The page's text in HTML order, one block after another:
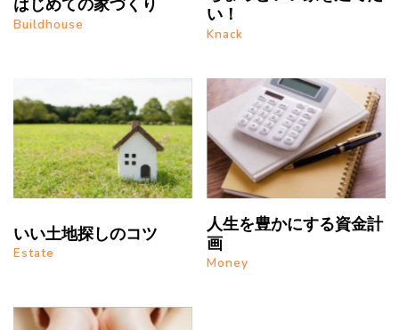
はじめての家づくり
Buildhouse
い！
Knack
いい土地探しのコツ
Estate
人生を豊かにする資金計
画
Money